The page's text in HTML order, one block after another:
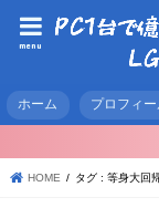
menu
ホーム プロフィー
HOME タグ : 等身大回